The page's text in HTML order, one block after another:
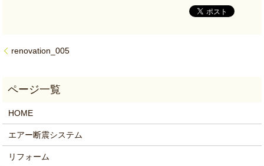
renovation_005
HOME
エアー断震システム
リフォーム